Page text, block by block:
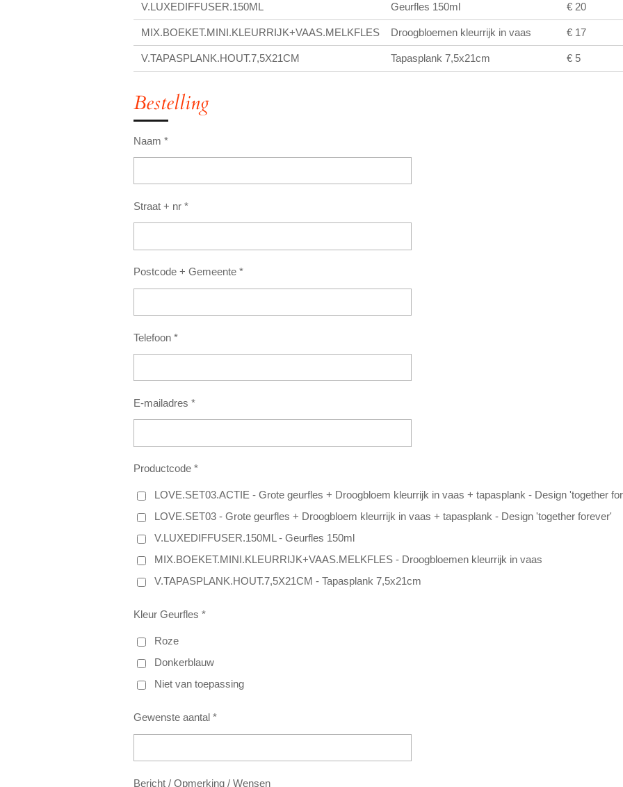
V.LUXEDIFFUSER.150ML Geurfles 150ml € 20
MIX.BOEKET.MINI.KLEURRIJK+VAAS.MELKFLES Droogbloemen kleurrijk in vaas € 17
V.TAPASPLANK.HOUT.7,5X21CM Tapasplank 7,5x21cm € 5
Bestelling
Naam *
Straat + nr *
Postcode + Gemeente *
Telefoon *
E-mailadres *
Productcode *
LOVE.SET03.ACTIE - Grote geurfles + Droogbloem kleurrijk in vaas + tapasplank - Design 'together
LOVE.SET03 - Grote geurfles + Droogbloem kleurrijk in vaas + tapasplank - Design 'together forever'
V.LUXEDIFFUSER.150ML - Geurfles 150ml
MIX.BOEKET.MINI.KLEURRIJK+VAAS.MELKFLES - Droogbloemen kleurrijk in vaas
V.TAPASPLANK.HOUT.7,5X21CM - Tapasplank 7,5x21cm
Kleur Geurfles *
Roze
Donkerblauw
Niet van toepassing
Gewenste aantal *
Bericht / Opmerking / Wensen